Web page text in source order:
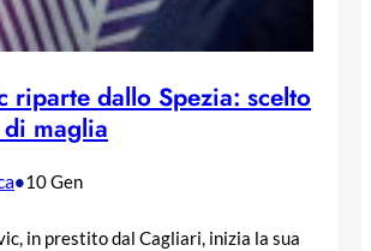
riparte dallo Spezia: scelto
maglia
•10 Gen
in prestito dal Cagliari, inizia la sua